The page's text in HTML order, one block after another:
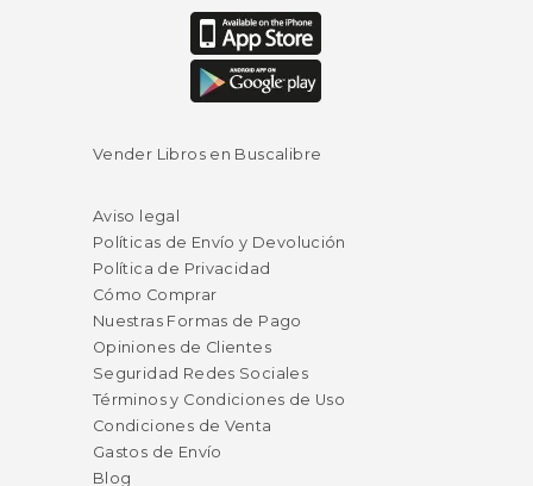
Vender Libros en Buscalibre
Aviso legal
Políticas de Envío y Devolución
Política de Privacidad
Cómo Comprar
Nuestras Formas de Pago
Opiniones de Clientes
Seguridad Redes Sociales
Términos y Condiciones de Uso
Condiciones de Venta
Gastos de Envío
Blog